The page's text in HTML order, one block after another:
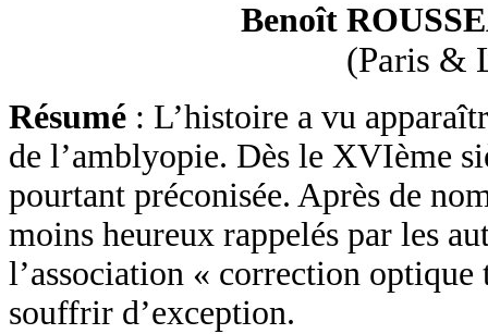
Benoît
(Paris &
Résumé : L’histoire a vu
de l’amblyopie. Dès le XVIème
pourtant préconisée. Après de
moins heureux rappelés par les
l’association « correction
souffrir d’exception.